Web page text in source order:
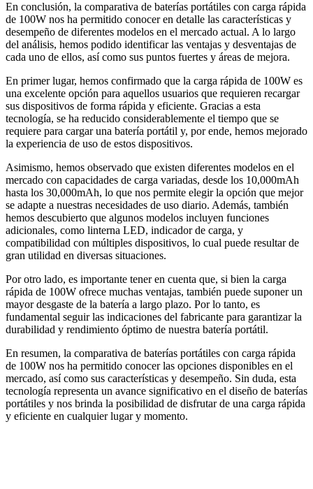
En conclusión, la comparativa de baterías portátiles con carga rápida
de 100W nos ha permitido conocer en detalle las características y
desempeño de diferentes modelos en el mercado actual. A lo largo
del análisis, hemos podido identificar las ventajas y desventajas de
cada uno de ellos, así como sus puntos fuertes y áreas de mejora.
En primer lugar, hemos confirmado que la carga rápida de 100W es
una excelente opción para aquellos usuarios que requieren recargar
sus dispositivos de forma rápida y eficiente. Gracias a esta
tecnología, se ha reducido considerablemente el tiempo que se
requiere para cargar una batería portátil y, por ende, hemos mejorado
la experiencia de uso de estos dispositivos.
Asimismo, hemos observado que existen diferentes modelos en el
mercado con capacidades de carga variadas, desde los 10,000mAh
hasta los 30,000mAh, lo que nos permite elegir la opción que mejor
se adapte a nuestras necesidades de uso diario. Además, también
hemos descubierto que algunos modelos incluyen funciones
adicionales, como linterna LED, indicador de carga, y
compatibilidad con múltiples dispositivos, lo cual puede resultar de
gran utilidad en diversas situaciones.
Por otro lado, es importante tener en cuenta que, si bien la carga
rápida de 100W ofrece muchas ventajas, también puede suponer un
mayor desgaste de la batería a largo plazo. Por lo tanto, es
fundamental seguir las indicaciones del fabricante para garantizar la
durabilidad y rendimiento óptimo de nuestra batería portátil.
En resumen, la comparativa de baterías portátiles con carga rápida
de 100W nos ha permitido conocer las opciones disponibles en el
mercado, así como sus características y desempeño. Sin duda, esta
tecnología representa un avance significativo en el diseño de baterías
portátiles y nos brinda la posibilidad de disfrutar de una carga rápida
y eficiente en cualquier lugar y momento.